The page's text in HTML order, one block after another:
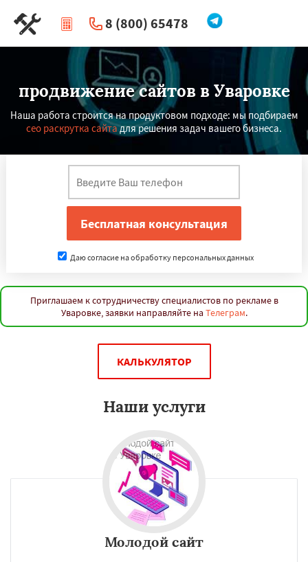
8 (800) 65478
| Перезвоните мне
продвижение сайтов в Уваровке
Наша работа строится на продуктовом подходе: мы подбираем
сео раскрутка сайтадля решения задач вашего бизнеса.
Даю согласие на обработку персональных данных
Приглашаем к сотрудничеству специалистов по рекламе в
Уваровке, заявки направляйте на Телеграм.
КАЛЬКУЛЯТОР
Наши услуги
Молодой сайт